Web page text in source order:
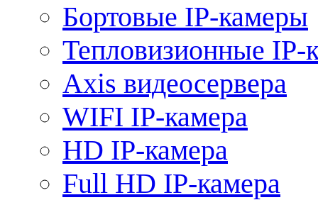
Бортовые IP-камеры
Тепловизионные IP-
Axis видеосервера
WIFI IP-камера
HD IP-камера
Full HD IP-камера